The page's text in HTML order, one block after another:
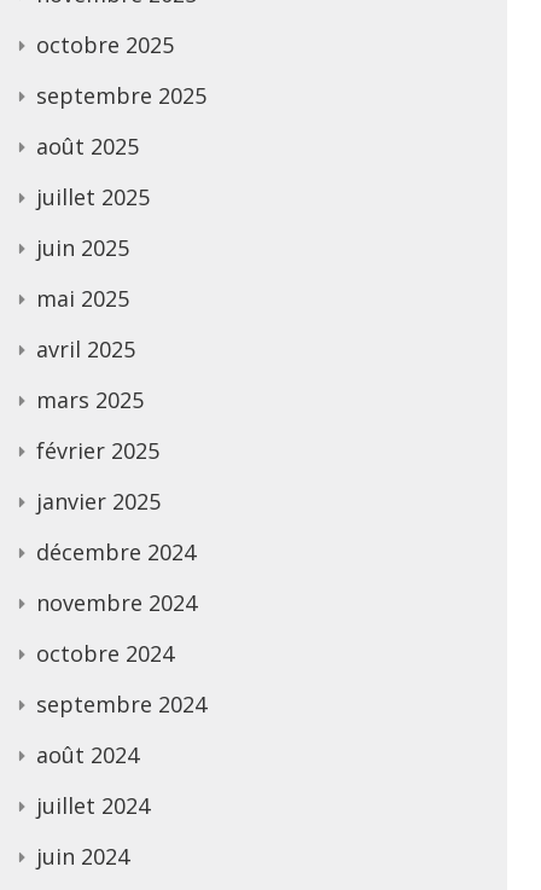
octobre 2025
septembre 2025
août 2025
juillet 2025
juin 2025
mai 2025
avril 2025
mars 2025
février 2025
janvier 2025
décembre 2024
novembre 2024
octobre 2024
septembre 2024
août 2024
juillet 2024
juin 2024